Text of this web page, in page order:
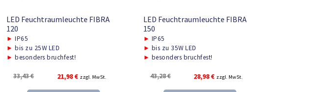
LED Feuchtraumleuchte FIBRA
120
► IP65
► bis zu 25W LED
► besonders bruchfest!
33,43€
Ursprünglicher
21,98€Aktueller
zzgl. MwSt.
LED Feuchtraumleuchte FIBRA
150
► IP65
► bis zu 35W LED
► besonders bruchfest!
43,28€
Ursprünglicher
28,98€Aktueller
zzgl. MwSt.